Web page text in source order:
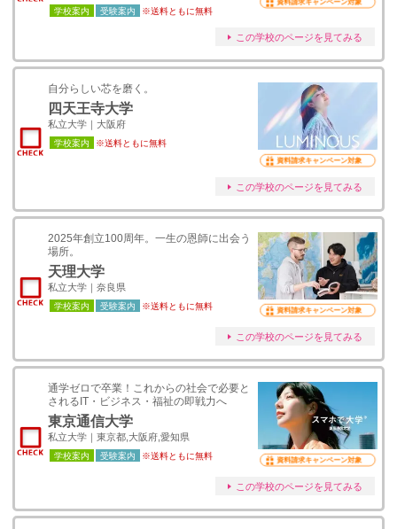
学校案内 受験案内 ※送料ともに無料
資料請求キャンペーン対象
この学校のページを見てみる
自分らしい芯を磨く。
四天王寺大学
私立大学｜大阪府
学校案内 ※送料ともに無料
資料請求キャンペーン対象
この学校のページを見てみる
2025年創立100周年。一生の恩師に出会う
場所。
天理大学
私立大学｜奈良県
学校案内 受験案内 ※送料ともに無料 資料請求キャンペーン対象
この学校のページを見てみる
通学ゼロで卒業！これからの社会で必要と
されるIT・ビジネス・福祉の即戦力へ
東京通信大学
私立大学｜東京都,大阪府,愛知県
学校案内 受験案内 ※送料ともに無料 資料請求キャンペーン対象
この学校のページを見てみる